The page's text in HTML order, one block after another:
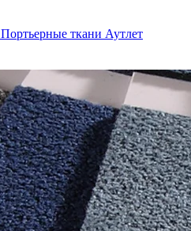
Портьерные ткани Аутлет